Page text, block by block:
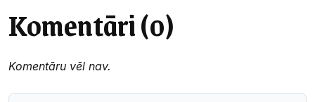
Komentāri (0)
Komentāru vēl nav.